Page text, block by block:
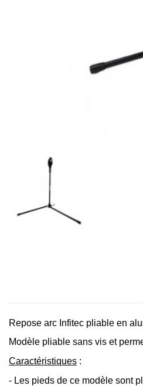
Repose arc Infitec pliable en
Modèle pliable sans vis et
Caractéristiques :
- Les pieds de ce modèle sont